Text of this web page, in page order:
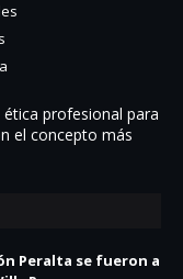
profesional para
el concepto más
Peralta se fueron a